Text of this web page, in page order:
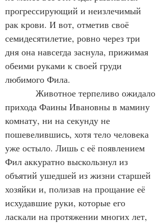
прогрессирующий и неизлечимый
рак крови. И вот, отметив своё
семидесятилетие, ровно через три
дня она навсегда заснула, прижимая
обеими руками к своей груди
любимого Фила.
прихода Фаины Ивановны в мамину
комнату, ни на секунду не
пошевелившись, хотя тело человека
уже остыло. Лишь с её появлением
Фил аккуратно выскользнул из
объятий ушедшей из жизни старшей
хозяйки и, полизав на прощание её
исхудавшие руки, которые его
ласкали на протяжении многих лет,